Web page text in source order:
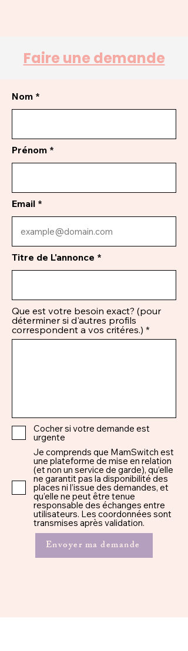
Faire une demande
Nom
Prénom
Email
Titre de L'annonce
Que est votre besoin exact? (pour
déterminer si d'autres profils
correspondent a vos critéres.)
Cocher si votre demande est
urgente
Je comprends que MamSwitch est
une plateforme de mise en relation
(et non un service de garde), qu’elle
ne garantit pas la disponibilité des
places ni l’issue des demandes, et
qu’elle ne peut être tenue
responsable des échanges entre
utilisateurs. Les coordonnées sont
transmises après validation.
Envoyer ma demande